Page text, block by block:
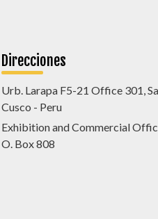
Direcciones
Urb. Larapa F5-21 Office 301,
Cusco - Peru
Exhibition and Commercial
O. Box 808